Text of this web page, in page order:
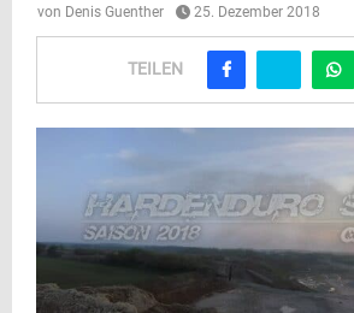
von Denis Guenther 25. Dezember 2018
TEILEN